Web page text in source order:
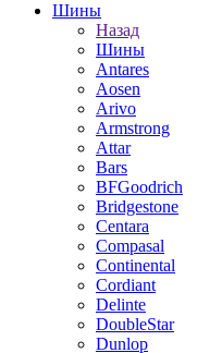
Шины
Назад
Шины
Antares
Aosen
Arivo
Armstrong
Attar
Bars
BFGoodrich
Bridgestone
Centara
Compasal
Continental
Cordiant
Delinte
DoubleStar
Dunlop